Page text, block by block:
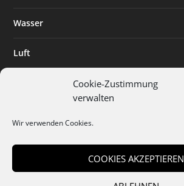
Cookie-Zustimmung
verwalten
Wir verwenden Cookies.
COOKIES AKZEPTIEREN
Wasser
Luft
Digitalisierung